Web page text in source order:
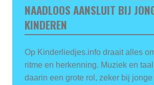
NAADLOOS AANSLUIT BIJ
KINDEREN
Op Kinderliedjes.info draait alles
ritme en herkenning. Muziek en
daarin een grote rol, zeker bij